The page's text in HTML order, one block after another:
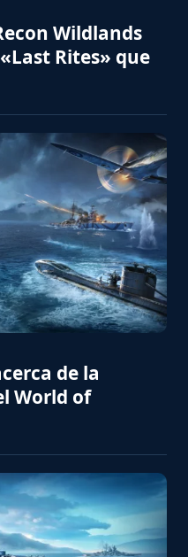
Wildlands
Rites» que
de la
World of